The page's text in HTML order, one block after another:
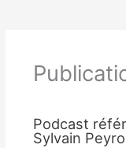
Podcast
Sylvain